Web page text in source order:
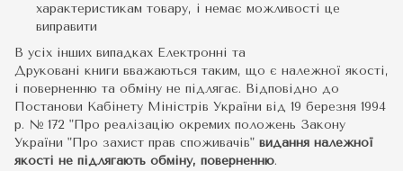
характеристикам товару, і немає можливості це
виправити
В усіх інших випадках Електронні та
Друковані книги вважаються таким, що є належної якості,
і поверненню та обміну не підлягає. Відповідно до
Постанови Кабінету Міністрів України від 19 березня 1994
р. № 172 "Про реалізацію окремих положень Закону
України "Про захист прав споживачів" видання належної
якості не підлягають обміну, поверненню.